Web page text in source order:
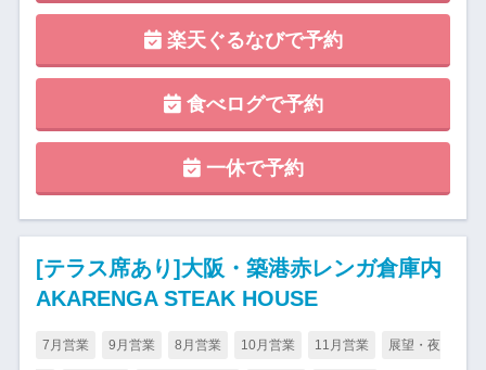
楽天ぐるなびで予約
食べログで予約
一休で予約
[テラス席あり]大阪・築港赤レンガ倉庫内
AKARENGA STEAK HOUSE
7月営業 9月営業 8月営業 10月営業 11月営業 展望・夜